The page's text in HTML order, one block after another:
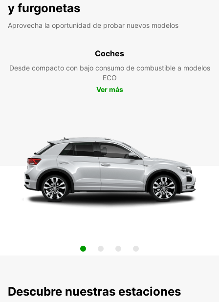
y furgonetas
Aprovecha la oportunidad de probar nuevos modelos
Coches
Desde compacto con bajo consumo de combustible a modelos
ECO
Ver más
Descubre nuestras estaciones